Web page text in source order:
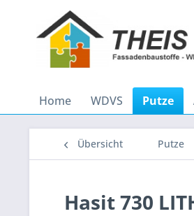
Home WDVS Putze
Übersicht Putze
Hasit 730